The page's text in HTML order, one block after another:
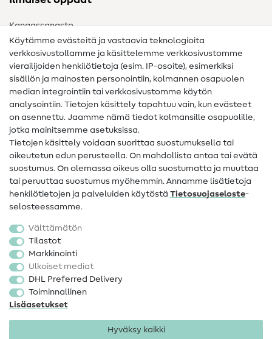
Kangassanasto
Ompelusanasto
Ompeluohjeet
Apua ja yhteystiedot
Yhteystiedot
Tietoa omistajanvaihdoksesta
Peruutusoikeus
Suosittu
Kankaat
Ompelutarvikkeet
Ale
Käytämme evästeitä ja vastaavia teknologioita
verkkosivustollamme ja käsittelemme verkkosivustomme
vierailijoiden henkilötietoja (esim. IP-osoite), esimerkiksi
sisällön ja mainosten personointiin, kolmannen osapuolen
median integrointiin tai verkkosivustomme käytön
analysointiin. Tietojen käsittely tapahtuu vain, kun evästeet
on asennettu. Jaamme nämä tiedot kolmansille osapuolille,
jotka mainitsemme asetuksissa.
Tietojen käsittely voidaan suorittaa suostumuksella tai
oikeutetun edun perusteella. On mahdollista antaa tai evätä
suostumus. On olemassa oikeus olla suostumatta ja muuttaa
tai peruuttaa suostumus myöhemmin. Annamme lisätietoja
henkilötietojen ja palveluiden käytöstä Tietosuojaseloste-
selosteessamme.
Välttämätön
Tilastot
Markkinointi
Ulkoiset mediat
DHL Preferred Delivery
Toiminnallinen
Lisäasetukset
Hyväksy kaikki